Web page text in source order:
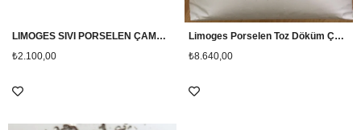
LIMOGES SIVI PORSELEN ÇAMURU 5KG
₺2.100,00
Limoges Porselen Toz Döküm Çamuru 25kg
₺8.640,00